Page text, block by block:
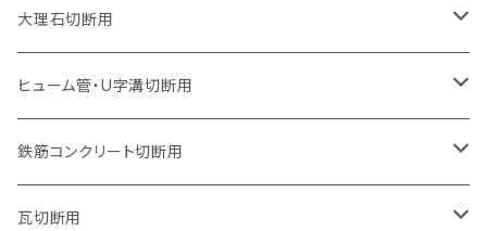
セグメントタイプ
230mm（9インチ）
セグメントタイプ
305mm（12インチ）
セグメント
セグメント（特殊凸凹加工チップ）
355mm（14インチ）
セグメント
405mm（16インチ）
ウェーブタイプ
セグメントタイプ
ウェーブタイプ
205mm（8インチ）
セグメントタイプ
ウェーブタイプ
230mm（9インチ）
セグメントタイプ
ウェーブタイプ
255mm（10インチ）
セグメントタイプ
305mm（12インチ）
ウェーブタイプ
セグメントタイプ
ウェーブタイプ
180mm（7インチ）
セグメントタイプ
ウェーブタイプ
205mm（8インチ）
セグメントタイプ
ウェーブタイプ
230mm（9インチ）
セグメントタイプ
255mm（10インチ）
セグメントタイプ（ビス穴付き
セグメントタイプ
セグメントタイプ（ビス穴付き
150mm（6インチ）
セグメントタイプ
180mm（7インチ）
セグメントタイプ
205mm（8インチ）
セグメントタイプ
230mm（9インチ）
セグメントタイプ
セグメントタイプ（ビス穴付き
125mm（5インチ）
セグメントタイプ
セグメントタイプ（ビス穴付き
150mm（6インチ）
セグメントタイプ
180mm（7インチ）
セグメントタイプ
205mm（8インチ）
105mm（4インチ）
セグメントタイプ
ウェーブタイプ
125mm（5インチ）
セグメントタイプ
ウェーブタイプ
150mm（6インチ）
セグメントタイプ
180mm（7インチ）
大理石切断用
125mm（5インチ）
ヒューム管・U字溝切断用
105mm（4インチ）
セグメントタイプ
125mm（5インチ）
鉄筋コンクリート切断用
305mm（12インチ）
瓦切断用